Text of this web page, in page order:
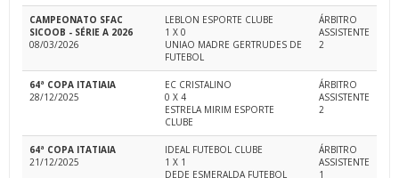
CAMPEONATO SFAC
SICOOB - SÉRIE A 2026
08/03/2026
LEBLON ESPORTE CLUBE
1 X 0
UNIAO MADRE GERTRUDES DE
FUTEBOL
ÁRBITRO
ASSISTENTE
2
64ª COPA ITATIAIA
28/12/2025
EC CRISTALINO
0 X 4
ESTRELA MIRIM ESPORTE
CLUBE
ÁRBITRO
ASSISTENTE
2
64ª COPA ITATIAIA
21/12/2025
IDEAL FUTEBOL CLUBE
1 X 1
DEDE ESMERALDA FUTEBOL
ÁRBITRO
ASSISTENTE
1